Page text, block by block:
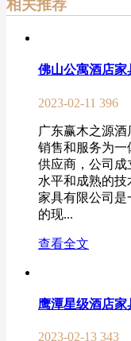
相关推荐
佛山公寓酒店家
2023-02-11 396
广东赢木之源酒
销售和服务为一
供应商，公司成
水平和成熟的
家具有限公司
的现...
查看全文
鹰潭星级酒店家
2023-02-13 343